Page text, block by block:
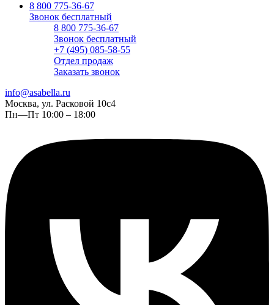
8 800 775-36-67
Звонок бесплатный
8 800 775-36-67
Звонок бесплатный
+7 (495) 085-58-55
Отдел продаж
Заказать звонок
info@asabella.ru
Москва, ул. Расковой 10с4
Пн—Пт 10:00 – 18:00